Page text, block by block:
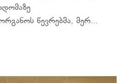
წევრებმა, მერ...